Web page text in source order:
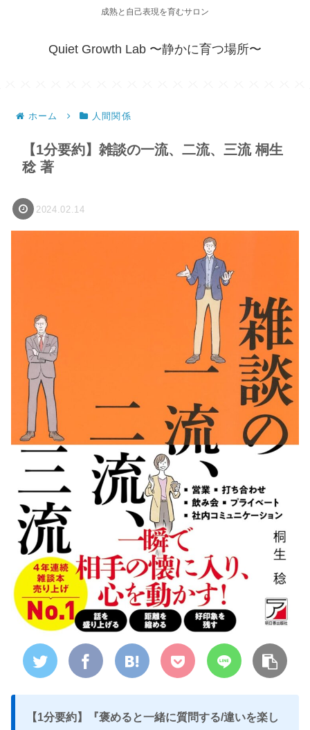
成熟と自己表現を育むサロン
Quiet Growth Lab 〜静かに育つ場所〜
ホーム 人間関係
【1分要約】雑談の一流、二流、三流 桐生
稔 著
2024.02.14
【1分要約】『褒めると一緒に質問する/違いを楽し